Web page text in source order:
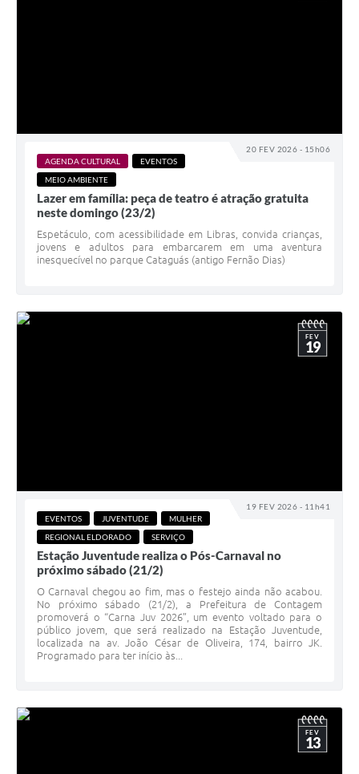
20 FEV 2026 - 15h06
AGENDA CULTURAL
EVENTOS
MEIO AMBIENTE
Lazer em família: peça de teatro é atração gratuita
neste domingo (23/2)
Espetáculo, com acessibilidade em Libras, convida crianças,
jovens e adultos para embarcarem em uma aventura
inesquecível no parque Cataguás (antigo Fernão Dias)
19 FEV 2026 - 11h41
FEV
19
EVENTOS JUVENTUDE
MULHER
REGIONAL ELDORADO
SERVIÇO
Estação Juventude realiza o Pós-Carnaval no
próximo sábado (21/2)
O Carnaval chegou ao fim, mas o festejo ainda não acabou.
No próximo sábado (21/2), a Prefeitura de Contagem
promoverá o “Carna Juv 2026”, um evento voltado para o
público jovem, que será realizado na Estação Juventude,
localizada na av. João César de Oliveira, 174, bairro JK.
Programado para ter início às...
FEV
13